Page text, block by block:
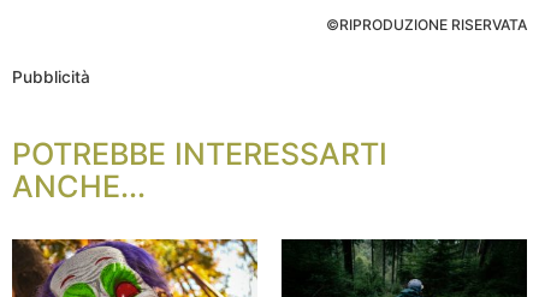
©RIPRODUZIONE RISERVATA
Pubblicità
POTREBBE INTERESSARTI
ANCHE...